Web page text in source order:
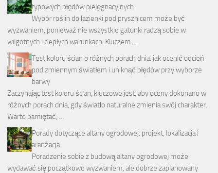
typowych błędów pielęgnacyjnych
Wybór roślin do łazienki pod prysznicem może być
wyzwaniem, ponieważ nie wszystkie gatunki radzą sobie w
wilgotnych i ciepłych warunkach. Kluczem …
Test koloru ścian o różnych porach dnia: jak ocenić odcień
pod zmiennym światłem i uniknąć błędów przy wyborze
barwy
Zaczynając test koloru ścian, kluczowe jest, aby oceny dokonano w
różnych porach dnia, gdy światło naturalne zmienia swój charakter.
Warto pamiętać, …
Porady dotyczące altany ogrodowej: projekt, lokalizacja i
aranżacja
Poradzenie sobie z budową altany ogrodowej może
wydawać się początkowo wyzwaniem, ale dobrze zaplanowany